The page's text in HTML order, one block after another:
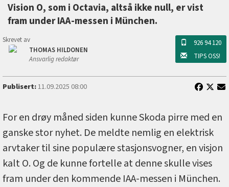
Vision O, som i Octavia, altså ikke null, er vist
fram under IAA-messen i München.
Skrevet av
THOMAS HILDONEN
Ansvarlig redaktør
926 94 120
TIPS OSS!
Publisert:11.09.2025 08:00
For en drøy måned siden kunne Skoda pirre med en
ganske stor nyhet. De meldte nemlig en elektrisk
arvtaker til sine populære stasjonsvogner, en visjon
kalt O. Og de kunne fortelle at denne skulle vises
fram under den kommende IAA-messen i München.